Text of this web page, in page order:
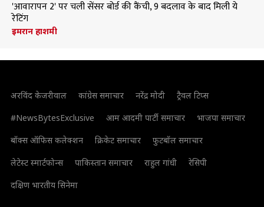
'आवारापन 2' पर चली सेंसर बोर्ड की कैंची, 9 बदलाव के बाद मिली ये
रेटिंग
इमरान हाशमी
अरविंद केजरीवाल कांग्रेस समाचार नरेंद्र मोदी
ट्रैवल टिप्स
#NewsBytesExclusive
आम आदमी पार्टी समाचार
भाजपा समाचार
बॉक्स ऑफिस कलेक्शन
क्रिकेट समाचार
फुटबॉल समाचार
लेटेस्ट स्मार्टफोन्स
पाकिस्तान समाचार राहुल गांधी
रेसिपी
दक्षिण भारतीय सिनेमा